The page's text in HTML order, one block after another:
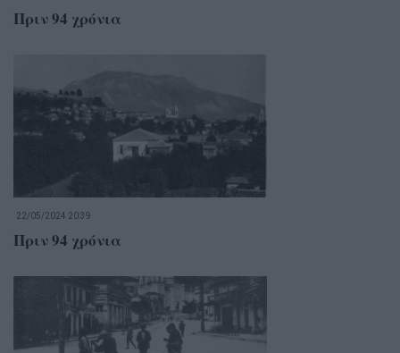
Πριν 94 χρόνια
22/05/2024 20:39
Πριν 94 χρόνια